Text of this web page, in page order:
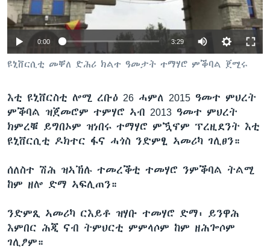
ቂሔ ጽልሚ
ቋንቋታት
0:00 3:29
ዩኒቨርሲቲ መቐለ ድሕሪ ክልተ ዓመታት ተማሃሮ ምቕባል ጀሚሩ
እቲ ዩኒቨርስቲ ሎሚ ረቡዕ 26 ሓምለ 2015 ዓመተ ምህረት
ምቕባል ዝጀመሮም ተምሃሮ ኣብ 2013 ዓመተ ምህረት
ክምረቑ ይግበኦም ዝነበሩ ተማሃሮ ምዃኖም ፕረዚደንት እቲ
ዩኒቨርሲቲ ዶክተር ፋና ሓጎስ ንድምፂ ኣመሪካ ገሊፀን።
ሰለስተ ሽሕ ዝኣኽሉ ተመረቕቲ ተመሃሮ ንምቕባል ትልሚ
ከም ዘሎ ድማ ኣፍሊጠን።
ንድምጺ ኣመሪካ ርእይቶ ዝሃቡ ተመሃሮ ድማ፡ ይንዋሕ
እምበር ሕጂ ናብ ትምህርቲ ምምላሶም ከም ዘሕጐሶም
ገሊፆም።